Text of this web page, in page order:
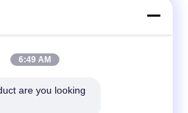
6:49 AM
are you looking